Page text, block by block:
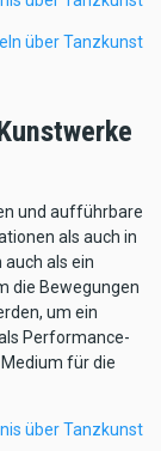
über Tanzkunst
und aufführbare
als auch in
als ein
die Bewegungen
um ein
Performance-
für die
über Tanzkunst